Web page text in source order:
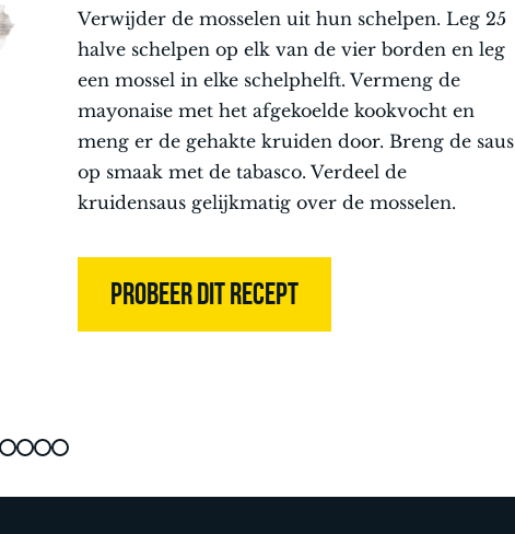
Verwijder de mosselen uit hun schelpen. Leg 25
halve schelpen op elk van de vier borden en leg
een mossel in elke schelphelft. Vermeng de
mayonaise met het afgekoelde kookvocht en
meng er de gehakte kruiden door. Breng de saus
op smaak met de tabasco. Verdeel de
kruidensaus gelijkmatig over de mosselen.
PROBEER DIT RECEPT